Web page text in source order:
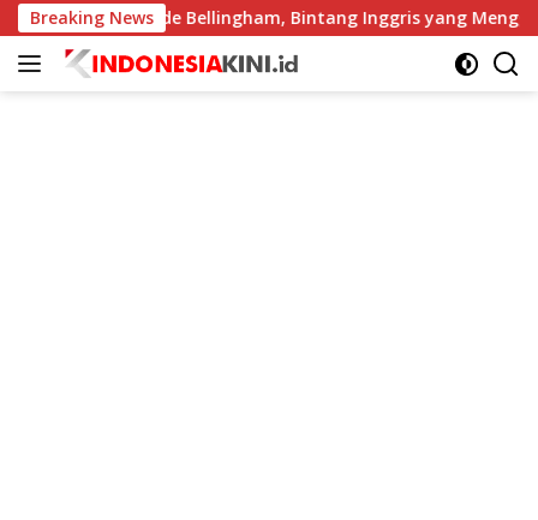
Langsung
ke
konten
Breaking News
Profil Jude Bellingham, Bintang Inggris yang Menggemparkan